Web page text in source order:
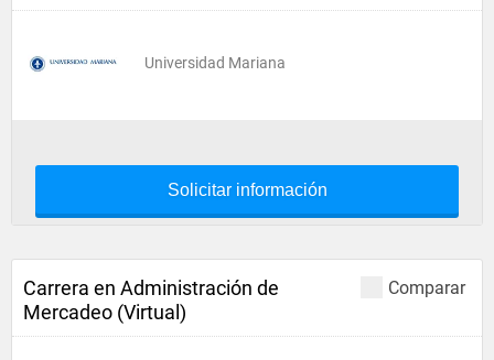
Universidad Mariana
Solicitar información
Comparar
Carrera en Administración de
Mercadeo (Virtual)